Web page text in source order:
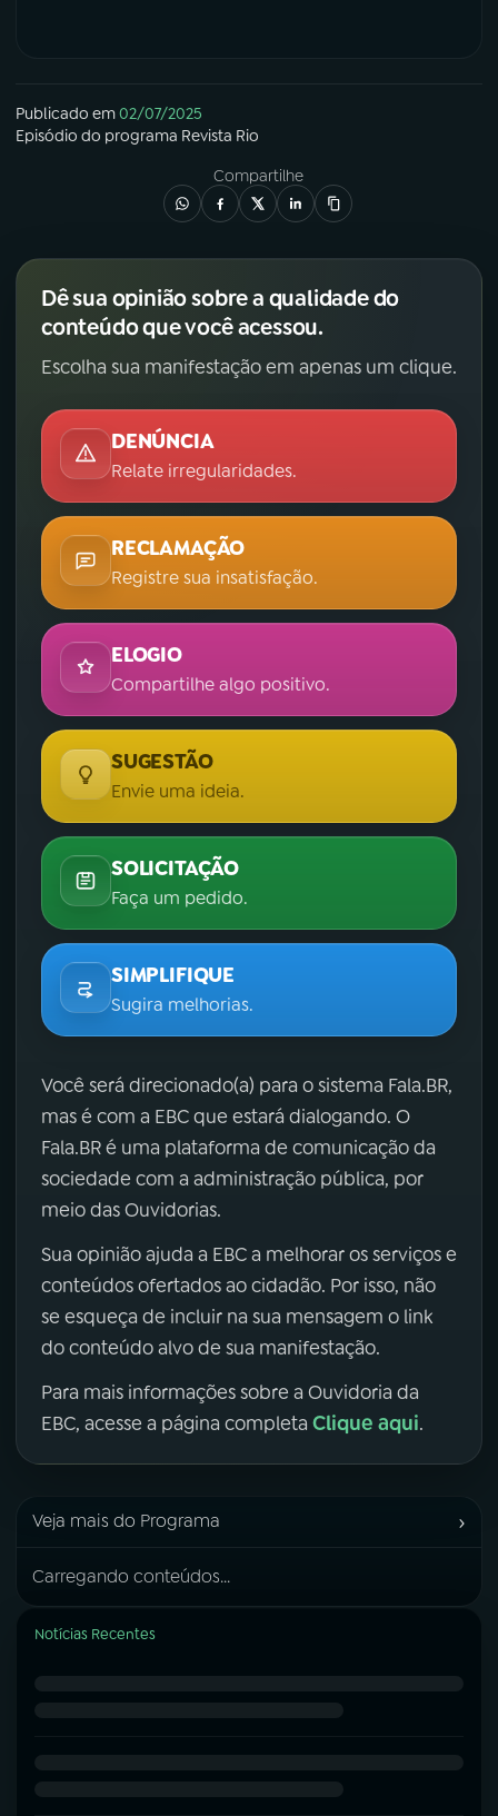
Publicado em02/07/2025
Episódio do programa Revista Rio
Compartilhe
Dê sua opinião sobre a qualidade do
conteúdo que você acessou.
Escolha sua manifestação em apenas um clique.
DENÚNCIA
Relate irregularidades.
RECLAMAÇÃO
Registre sua insatisfação.
ELOGIO
Compartilhe algo positivo.
SUGESTÃO
Envie uma ideia.
SOLICITAÇÃO
Faça um pedido.
SIMPLIFIQUE
Sugira melhorias.
Você será direcionado(a) para o sistema Fala.BR,
mas é com a EBC que estará dialogando. O
Fala.BR é uma plataforma de comunicação da
sociedade com a administração pública, por
meio das Ouvidorias.
Sua opinião ajuda a EBC a melhorar os serviços e
conteúdos ofertados ao cidadão. Por isso, não
se esqueça de incluir na sua mensagem o link
do conteúdo alvo de sua manifestação.
Para mais informações sobre a Ouvidoria da
EBC, acesse a página completa Clique aqui.
Veja mais do Programa ›
Carregando conteúdos...
Notícias Recentes